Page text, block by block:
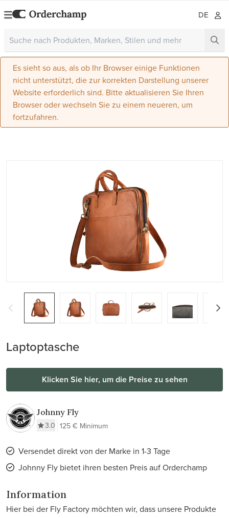
DE
Es sieht so aus, als ob Ihr Browser einige Funktionen
nicht unterstützt, die zur korrekten Darstellung unserer
Website erforderlich sind. Bitte aktualisieren Sie Ihren
Browser oder wechseln Sie zu einem neueren, um
fortzufahren.
Laptoptasche
Klicken Sie hier, um die Preise zu sehen
Johnny Fly
3.0 125 € Minimum
Versendet direkt von der Marke in 1-3 Tage
Johnny Fly bietet ihren besten Preis auf Orderchamp
Information
Hier bei der Fly Factory möchten wir, dass unsere Produkte